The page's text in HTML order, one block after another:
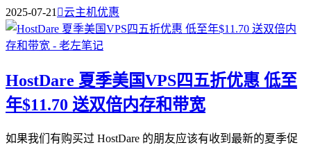
2025-07-21 云主机优惠
HostDare 夏季美国VPS四五折优惠 低至
年$11.70 送双倍内存和带宽
如果我们有购买过 HostDare 的朋友应该有收到最新的夏季促